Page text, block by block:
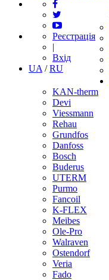
Реєстрація
|
Вхід
UA /RU
KAN-therm
Devi
Viessmann
Rehau
Grundfos
Danfoss
Bosch
Buderus
UTERM
Purmo
Fancoil
K-FLEX
Meibes
Ole-Pro
Walraven
Ostendorf
Veria
Fado